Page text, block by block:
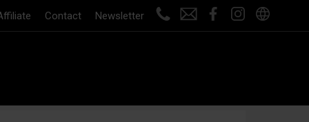
Contact Newsletter